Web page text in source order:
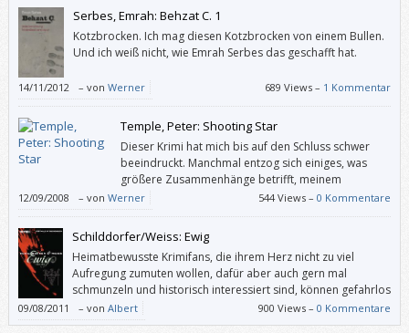
Serbes, Emrah: Behzat C. 1
Kotzbrocken. Ich mag diesen Kotzbrocken von einem Bullen.
Und ich weiß nicht, wie Emrah Serbes das geschafft hat.
14/11/2012 – von Werner 689 Views – 1 Kommentar
Temple, Peter: Shooting Star
Dieser Krimi hat mich bis auf den Schluss schwer
beeindruckt. Manchmal entzog sich einiges, was
größere Zusammenhänge betrifft, meinem
Verständnis, weil Temple auch ein wenig für
“Eingeweihte” schreibt.
12/09/2008 – von Werner 544 Views –0 Kommentare
Schilddorfer/Weiss: Ewig
Heimatbewusste Krimifans, die ihrem Herz nicht zu viel
Aufregung zumuten wollen, dafür aber auch gern mal
schmunzeln und historisch interessiert sind, können gefahrlos
zugreifen.
09/08/2011 – von Albert 900 Views –0 Kommentare